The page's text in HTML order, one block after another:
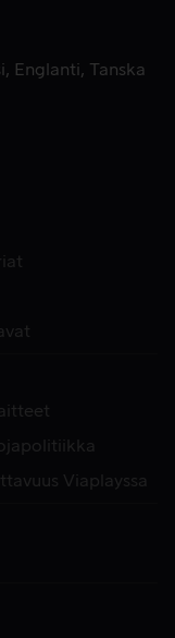
Englanti Tanska
Viaplayssa